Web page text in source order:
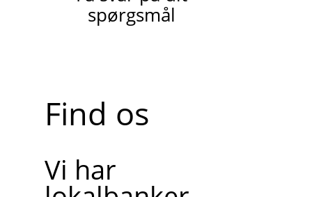
spørgsmål
Find os
Vi har